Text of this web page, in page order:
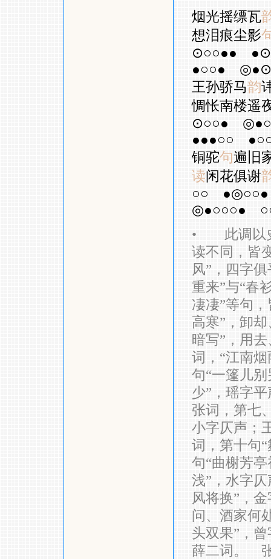
烟光摇缥瓦
想泪痕尘影
⊙○○●●
●○○●
王孙骄马韵
惆怅南楼遥
⊙○○●
●●●○○
铜驼句遍旧
读闲花俱谢
○○
●◎○○●
◎●○○○●
• 此调以史
读不同，皆
风”，四字
重来”与“春
凄凄”等句
高寒”，卸
暗写”，用
词，“江南
句“一篷儿
少”，瑶字
张词，第七
小字仄声；
词，第十句
句“曲榭芳
浅”，水字
风将换”，
问、酒家何
头双果”，
薛二词。